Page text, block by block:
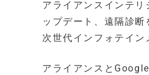
アライアンスインテ
ップデート、遠隔診
次世代インフォテイン
アライアンスと